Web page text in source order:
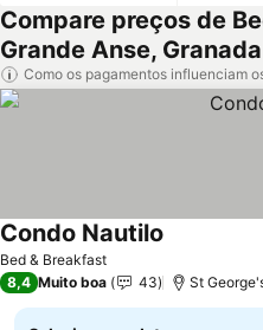
Compare preços de
Grande Anse, Granada
Como os pagamentos influenciam
Bed & Breakfast
Condo Nautilo
8,4 Muito boa 43 St